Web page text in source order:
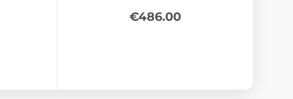
€486.00